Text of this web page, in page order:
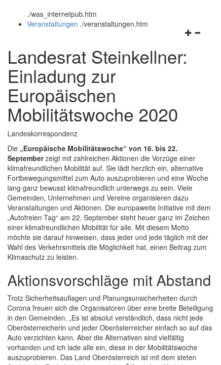
und
schließen
./was_internetpub.htm
und
schließen
Veranstaltungen ./veranstaltungen.htm
Landesrat Steinkellner:
Einladung zur
Europäischen
Mobilitätswoche 2020
Landeskorrespondenz
Die „Europäische Mobilitätswoche“ von 16. bis 22.
Septemberzeigt mit zahlreichen Aktionen die Vorzüge einer
klimafreundlichen Mobilität auf. Sie lädt herzlich ein, alternative
Fortbewegungsmittel zum Auto auszuprobieren und eine Woche
lang ganz bewusst klimafreundlich unterwegs zu sein. Viele
Gemeinden, Unternehmen und Vereine organisieren dazu
Veranstaltungen und Aktionen. Die europaweite Initiative mit dem
„Autofreien Tag“ am 22. September steht heuer ganz im Zeichen
einer klimafreundlichen Mobilität für alle. Mit diesem Motto
möchte sie darauf hinweisen, dass jeder und jede täglich mit der
Wahl des Verkehrsmittels die Möglichkeit hat, einen Beitrag zum
Klimaschutz zu leisten.
Aktionsvorschläge mit Abstand
Trotz Sicherheitsauflagen und Planungsunsicherheiten durch
Corona freuen sich die Organisatoren über eine breite Beteiligung
in den Gemeinden. Es ist absolut verständlich, dass nicht jede
Oberösterreicherin und jeder Oberösterreicher einfach so auf das
Auto verzichten kann. Aber die Alternativen sind vielfältig
vorhanden und ich lade alle ein, diese in der Mobilitätswoche
auszuprobieren. Das Land Oberösterreich ist mit dem steten